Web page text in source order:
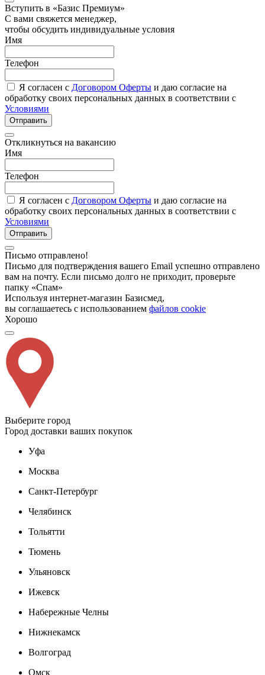
Вступить в «Базис Премиум»
С вами свяжется менеджер,
чтобы обсудить индивидуальные условия
Имя
Телефон
Я согласен с Договором Оферты и даю согласие на
обработку своих персональных данных в соответствии с
Условиями
Отправить
Откликнуться на вакансию
Имя
Телефон
Я согласен с Договором Оферты и даю согласие на
обработку своих персональных данных в соответствии с
Условиями
Отправить
Письмо отправлено!
Письмо для подтверждения вашего Email успешно отправлено
вам на почту. Если письмо долго не приходит, проверьте
папку «Спам»
Используя интернет-магазин Базисмед,
вы соглашаетесь с использованием файлов cookie
Хорошо
Выберите город
Город доставки ваших покупок
Уфа
Москва
Санкт-Петербург
Челябинск
Тольятти
Тюмень
Ульяновск
Ижевск
Набережные Челны
Нижнекамск
Волгоград
Омск